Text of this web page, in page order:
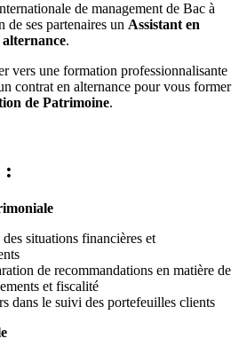
de management de Bac à
de ses partenaires un Assistant en
.
vers une formation professionnalisante
contrat en alternance pour vous former
de Patrimoine.
:
situations financières et
de recommandations en matière de
et fiscalité
dans le suivi des portefeuilles clients